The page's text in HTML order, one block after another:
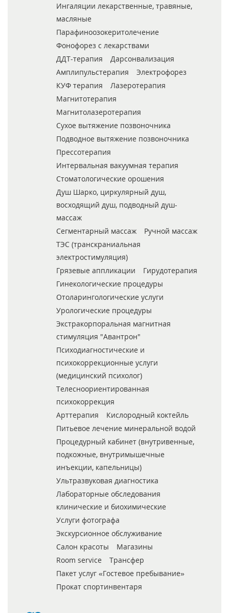
Ингаляции лекарственные, травяные,
масляные
Парафиноозокеритолечение
Фонофорез с лекарствами
ДДТ-терапия
Дарсонвализация
Амплипульстерапия
Электрофорез
КУФ терапия
Лазеротерапия
Магнитотерапия
Магнитолазеротерапия
Сухое вытяжение позвоночника
Подводное вытяжение позвоночника
Прессотерапия
Интервальная вакуумная терапия
Стоматологические орошения
Душ Шарко, циркулярный душ,
восходящий душ, подводный душ-
массаж
Сегментарный массаж
Ручной массаж
ТЭС (транскраниальная
электростимуляция)
Грязевые аппликации
Гирудотерапия
Гинекологические процедуры
Отоларингологические услуги
Урологические процедуры
Экстракорпоральная магнитная
стимуляция "Авантрон"
Психодиагностические и
психокоррекционные услуги
(медицинский психолог)
Телесноориентированная
психокоррекция
Арттерапия
Кислородный коктейль
Питьевое лечение минеральной водой
Процедурный кабинет (внутривенные,
подкожные, внутримышечные
инъекции, капельницы)
Ультразвуковая диагностика
Лабораторные обследования
клинические и биохимические
Услуги фотографа
Экскурсионное обслуживание
Салон красоты
Магазины
Room service
Трансфер
Пакет услуг «Гостевое пребывание»
Прокат спортинвентаря